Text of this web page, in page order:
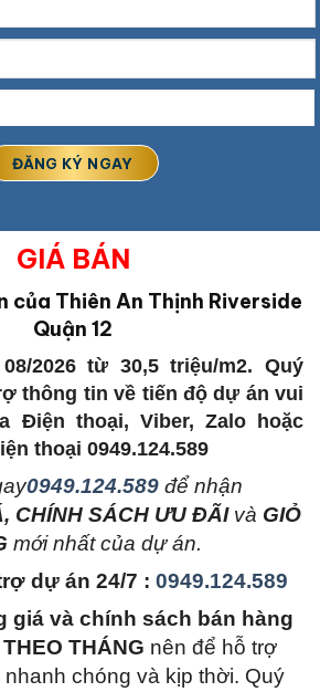
GIÁ BÁN
của Thiên An Thịnh Riverside
Quận 12
2026 từ 30,5 triệu/m2. Quý
thông tin về tiến độ dự án vui
Điện thoại, Viber, Zalo hoặc
thoại 0949.124.589
0949.124.589 để nhận
CHÍNH SÁCH ƯU ĐÃIvà GIỎ
mới nhất của dự án.
dự án 24/7 :0949.124.589
giá và chính sách bán hàng
THÁNG nên để hỗ trợ
chóng và kịp thời. Quý